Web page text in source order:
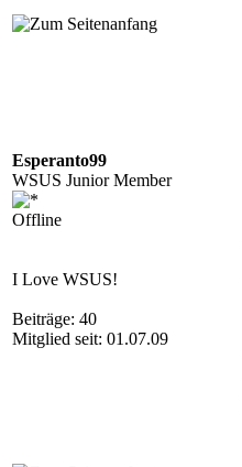
Esperanto99
WSUS Junior Member
Offline
I Love WSUS!
Beiträge: 40
Mitglied seit: 01.07.09